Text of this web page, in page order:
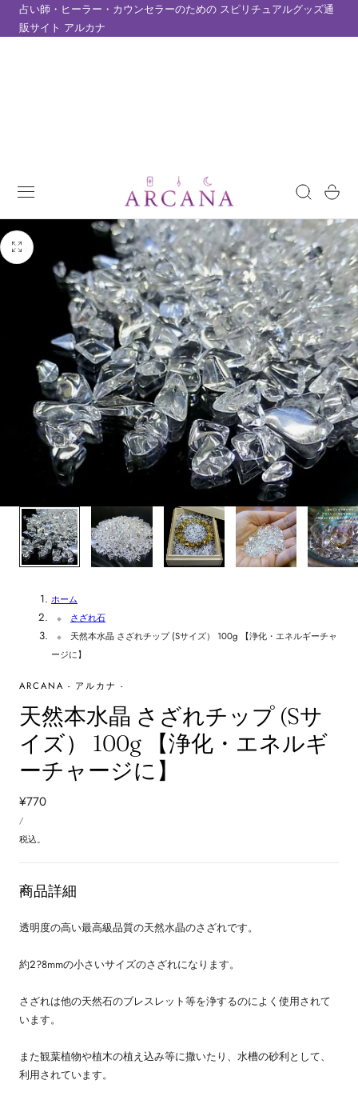
ツにスキップ
占い師・ヒーラー・カウンセラーのための スピリチュアルグッズ通
販サイト アルカナ
ー
ホーム
さざれ石
天然本水晶 さざれチップ (Sサイズ） 100g 【浄化・エネルギーチャ
ージに】
ARCANA - アルカナ -
天然本水晶 さざれチップ (Sサ
イズ） 100g 【浄化・エネルギ
ーチャージに】
通
常
価
¥770
単
価/あ
り
税込。
商品詳細
透明度の高い最高級品質の天然水晶のさざれです。
約2?8mmの小さいサイズのさざれになります。
さざれは他の天然石のブレスレット等を浄するのによく使用されて
います。
また観葉植物や植木の植え込み等に撒いたり、水槽の砂利として、
利用されています。